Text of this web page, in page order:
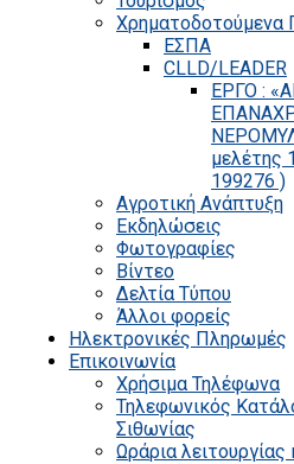
Χρηματοδοτούμενα
ΕΣΠΑ
CLLD/LEADER
ΕΡΓΟ :
μελέτης
199276 )
Αγροτική Ανάπτυξη
Εκδηλώσεις
Φωτογραφίες
Βίντεο
Δελτία Τύπου
Άλλοι φορείς
Ηλεκτρονικές Πληρωμές
Επικοινωνία
Χρήσιμα Τηλέφωνα
Τηλεφωνικός
Σιθωνίας
Ωράρια